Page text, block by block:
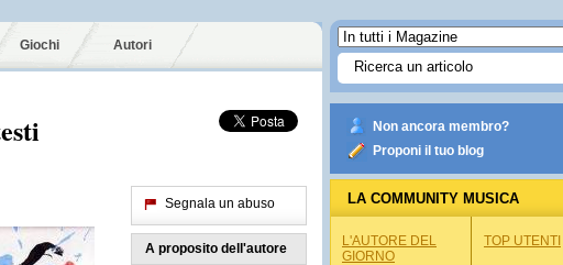
Giochi Autori
Segnala un abuso
A proposito dell'autore
Non ancora membro?
Proponi il tuo blog
LA COMMUNITY MUSICA
L'AUTORE DEL
GIORNO
TOP UTENTI